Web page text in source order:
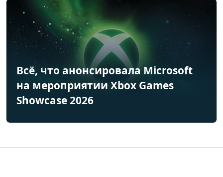
Всё, что анонсировала Microsoft
на мероприятии Xbox Games
Showcase 2026